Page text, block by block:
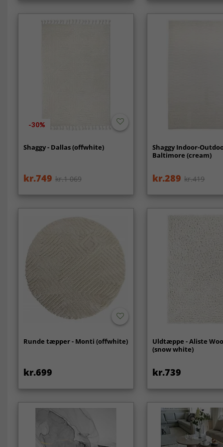
-30%
Shaggy - Dallas (offwhite)
kr.749 kr.1 069
Shaggy Indoor-
Baltimore (cream)
kr.289 kr.419
Runde tæpper - Monti (offwhite)
kr.699
Uldtæppe - Aliste
(snow white)
kr.739